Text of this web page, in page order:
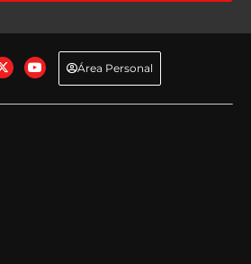
nuestra página web:+info
Área Personal